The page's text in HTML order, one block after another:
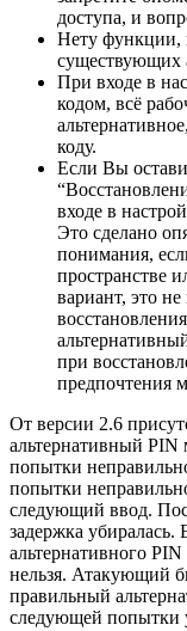
доступа, и
Нету функции,
существующих
При входе в
кодом, всё
коду.
Если Вы
входе в
Это сделано
понимания,
пространстве
вариант, это
при
предпочтения
От версии 2.6
альтернативный PIN
попытки
попытки
следующий ввод.
задержка
альтернативного
нельзя. Атакующий
правильный
следующей попытки